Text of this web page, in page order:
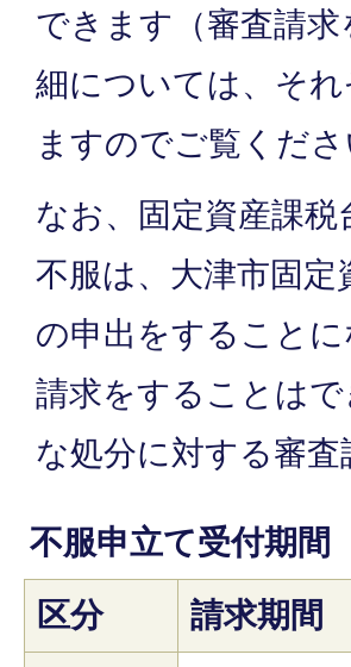
できます（審査請
細については、そ
ますのでご覧くださ
なお、固定資産課
不服は、大津市固
の申出をすること
請求をすることは
な処分に対する審
不服申立て受付期間
区分
請求期間